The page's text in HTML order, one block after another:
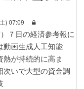
) 07:09
７日の経済参考報に
動画生成人工知能
熱が持続的に高ま
次いで大型の資金調